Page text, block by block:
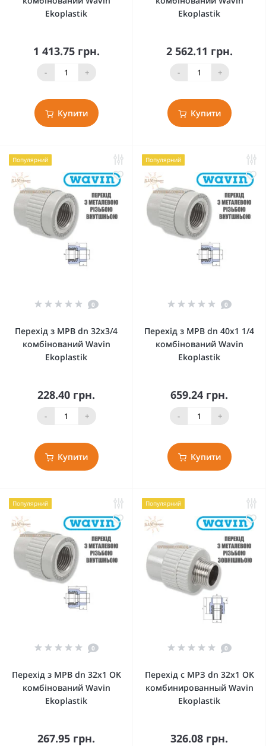
Ekoplastik
1 413.75 грн.
- +
Купити
Ekoplastik
2 562.11 грн.
- +
Купити
Популярний
0
Перехід з МРВ dn 32х3/4
комбінований Wavin
Ekoplastik
228.40 грн.
- +
Купити
Популярний
0
Перехід з МРВ dn 40х1 1/4
комбінований Wavin
Ekoplastik
659.24 грн.
- +
Купити
Популярний
0
Перехід з МРВ dn 32х1 OK
комбінований Wavin
Ekoplastik
267.95 грн.
Популярний
0
Перехід с МРЗ dn 32x1 OK
комбинированный Wavin
Ekoplastik
326.08 грн.